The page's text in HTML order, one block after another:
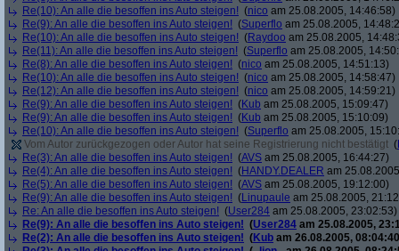
Re(10): An alle die besoffen ins Auto steigen! (nico am 25.08.2005, 14:46:58)
Re(9): An alle die besoffen ins Auto steigen! (Superflo am 25.08.2005,
Re(10): An alle die besoffen ins Auto steigen! (Raydoo am 25.08.2005,
Re(11): An alle die besoffen ins Auto steigen! (Superflo am 25.08.2005,
Re(8): An alle die besoffen ins Auto steigen! (nico am 25.08.2005, 14:51:13)
Re(10): An alle die besoffen ins Auto steigen! (nico am 25.08.2005, 14:58:47)
Re(12): An alle die besoffen ins Auto steigen! (nico am 25.08.2005, 14:59:21)
Re(9): An alle die besoffen ins Auto steigen! (Kub am 25.08.2005, 15:09:47)
Re(9): An alle die besoffen ins Auto steigen! (Kub am 25.08.2005, 15:10:09)
Re(10): An alle die besoffen ins Auto steigen! (Superflo am 25.08.2005,
Vom Autor zurückgezogen oder Autor hat seine Registrierung nicht bestätigt (
Re(3): An alle die besoffen ins Auto steigen! (AVS am 25.08.2005, 16:44:27)
Re(4): An alle die besoffen ins Auto steigen! (HANDY.DEALER am
Re(5): An alle die besoffen ins Auto steigen! (AVS am 25.08.2005, 19:12:00)
Re(9): An alle die besoffen ins Auto steigen! (Linupaule am 25.08.2005,
Re: An alle die besoffen ins Auto steigen! (User284 am 25.08.2005, 23:02:53)
Re(9): An alle die besoffen ins Auto steigen! (User284 am 25.08.2005,
Re(2): An alle die besoffen ins Auto steigen! (Kub am 26.08.2005,